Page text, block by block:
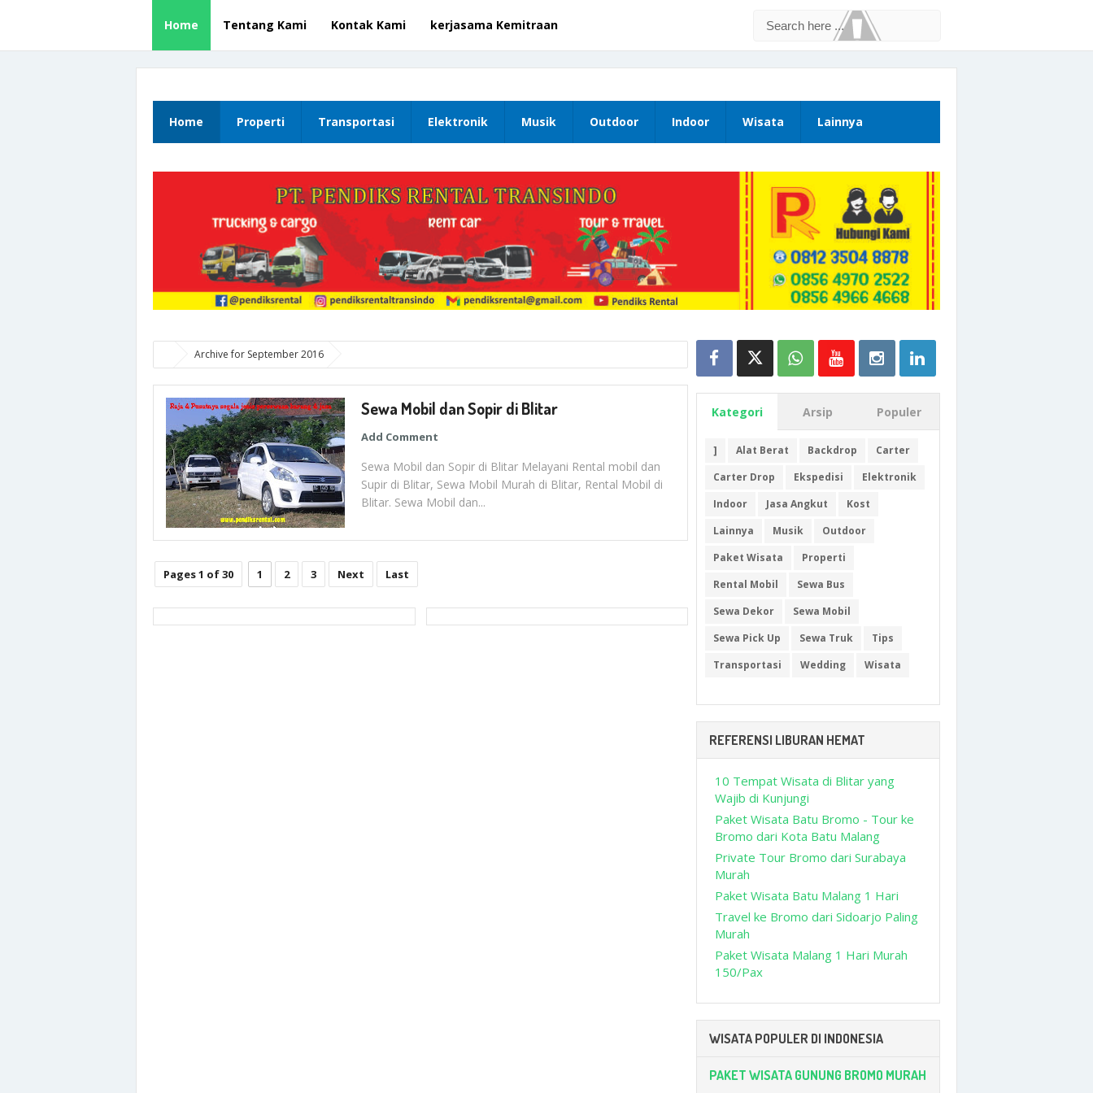
Home Tentang Kami Kontak Kami kerjasama Kemitraan
Home Properti Transportasi Elektronik Musik Outdoor Indoor Wisata Lainnya
Archive for September 2016
Sewa Mobil dan Sopir di Blitar
Add Comment
Sewa Mobil dan Sopir di Blitar Melayani Rental mobil dan
Supir di Blitar, Sewa Mobil Murah di Blitar, Rental Mobil di
Blitar. Sewa Mobil dan...
Pages 1 of 30 1 2 3 Next Last
Kategori Arsip Populer
] Alat Berat Backdrop
Carter
Carter Drop
Ekspedisi
Elektronik
Indoor
Jasa Angkut
Kost
Lainnya
Musik
Outdoor
Paket Wisata
Properti
Rental Mobil
Sewa Bus
Sewa Dekor
Sewa Mobil
Sewa Pick Up
Sewa Truk
Tips
Transportasi
Wedding Wisata
REFERENSI LIBURAN HEMAT
10 Tempat Wisata di Blitar yang
Wajib di Kunjungi
Paket Wisata Batu Bromo - Tour ke
Bromo dari Kota Batu Malang
Private Tour Bromo dari Surabaya
Murah
Paket Wisata Batu Malang 1 Hari
Travel ke Bromo dari Sidoarjo Paling
Murah
Paket Wisata Malang 1 Hari Murah
150/Pax
WISATA POPULER DI INDONESIA
PAKET WISATA GUNUNG BROMO MURAH